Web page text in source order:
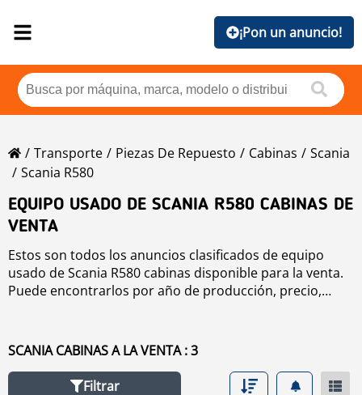
¡Pon un anuncio!
Transporte Piezas De Repuesto Cabinas
Scania
Scania R580
EQUIPO USADO DE SCANIA R580 CABINAS DE
VENTA
Estos son todos los anuncios clasificados de equipo
usado de Scania R580 cabinas disponible para la venta.
Puede encontrarlos por año de producción, precio,
parte izquierda.
SCANIA CABINAS A LA VENTA : 3
Filtrar